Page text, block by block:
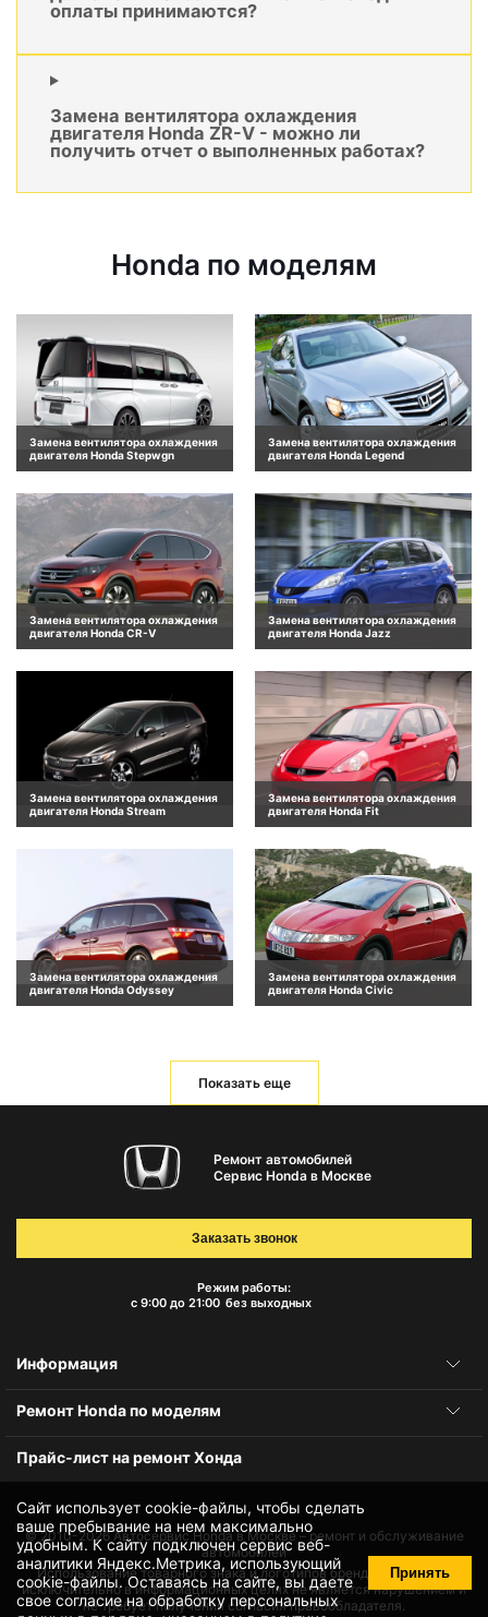
оплаты принимаются?
Замена вентилятора охлаждения
двигателя Honda ZR-V - можно ли
получить отчет о выполненных работах?
Honda по моделям
Замена вентилятора охлаждения
двигателя Honda Stepwgn
Замена вентилятора охлаждения
двигателя Honda Legend
Замена вентилятора охлаждения
двигателя Honda CR-V
Замена вентилятора охлаждения
двигателя Honda Jazz
Замена вентилятора охлаждения
двигателя Honda Stream
Замена вентилятора охлаждения
двигателя Honda Fit
Замена вентилятора охлаждения
двигателя Honda Odyssey
Замена вентилятора охлаждения
двигателя Honda Civic
Показать еще
Сайт использует cookie-файлы, чтобы сделать
ваше пребывание на нем максимально
удобным. К cайту подключен сервис веб-
аналитики Яндекс.Метрика, использующий
cookie-файлы. Оставаясь на сайте, вы даете
своесогласие на обработку персональных
Принять
Ремонт автомобилей
Сервис Honda в Москве
Режим работы:
с 9:00 до 21:00 без выходных
Заказать звонок
Информация
Ремонт Honda по моделям
Прайс-лист на ремонт Хонда
© 2010-2026Автосервис Honda в Москве – ремонт и обслуживание
автомобилей
Использование товарного знака и логотипов бренда происходит
исключительно в информационных целях не является нарушением и
не требует получения согласия правообладателя.